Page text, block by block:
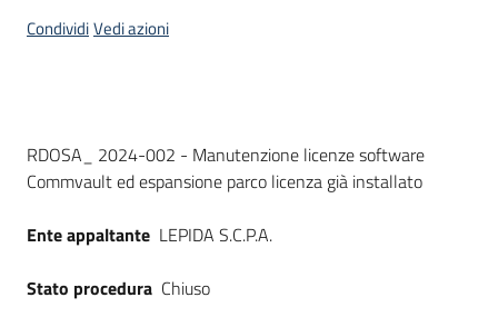
site
su
CondividiVedi azioni
Dati del bando
RDOSA_ 2024-002 - Manutenzione licenze software
Commvault ed espansione parco licenza già installato
Ente appaltante LEPIDA S.C.P.A.
Stato procedura Chiuso